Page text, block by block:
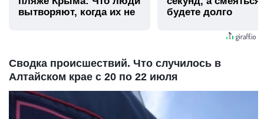
вытворяют, когда их не
будете долго
Сводка происшествий. Что случилось в
Алтайском крае с 20 по 22 июля